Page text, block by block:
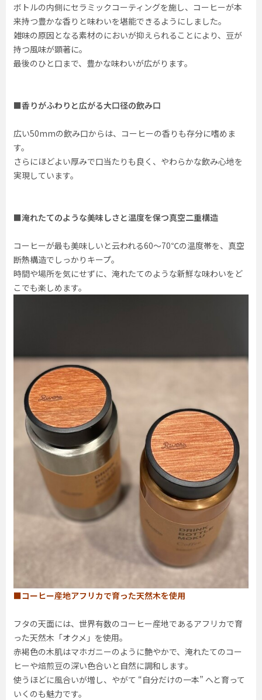
ボトルの内側にセラミックコーティングを施し、コーヒーが本
来持つ豊かな香りと味わいを堪能できるようにしました。
雑味の原因となる素材のにおいが抑えられることにより、豆が
持つ風味が顕著に。
最後のひと口まで、豊かな味わいが広がります。
■香りがふわりと広がる大口径の飲み口
広い50mmの飲み口からは、コーヒーの香りも存分に嗜めま
す。
さらにほどよい厚みで口当たりも良く、やわらかな飲み心地を
実現しています。
■淹れたてのような美味しさと温度を保つ真空二重構造
コーヒーが最も美味しいと云われる60～70℃の温度帯を、真空
断熱構造でしっかりキープ。
時間や場所を気にせずに、淹れたてのような新鮮な味わいをど
こでも楽しめます。
■コーヒー産地アフリカで育った天然木を使用
フタの天面には、世界有数のコーヒー産地であるアフリカで育
った天然木「オクメ」を使用。
赤褐色の木肌はマホガニーのように艶やかで、淹れたてのコー
ヒーや焙煎豆の深い色合いと自然に調和します。
使うほどに風合いが増し、やがて “自分だけの一本” へと育って
いくのも魅力です。